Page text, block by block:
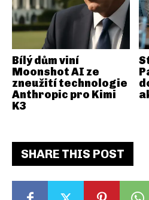
SHARE THIS POST
Bílý dům viní
Moonshot AI ze
zneužití technologie
Anthropic pro Kimi
K3